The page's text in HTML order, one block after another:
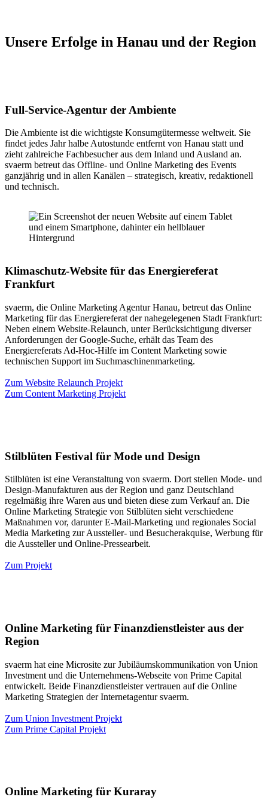
Unsere Erfolge in Hanau und der Region
Full-Service-Agentur der Ambiente
Die Ambiente ist die wichtigste Konsumgütermesse weltweit. Sie
findet jedes Jahr halbe Autostunde entfernt von Hanau statt und
zieht zahlreiche Fachbesucher aus dem Inland und Ausland an.
svaerm betreut das Offline- und Online Marketing des Events
ganzjährig und in allen Kanälen – strategisch, kreativ, redaktionell
und technisch.
Klimaschutz-Website für das Energiereferat
Frankfurt
svaerm, die Online Marketing Agentur Hanau, betreut das Online
Marketing für das Energiereferat der nahegelegenen Stadt Frankfurt:
Neben einem Website-Relaunch, unter Berücksichtigung diverser
Anforderungen der Google-Suche, erhält das Team des
Energiereferats Ad-Hoc-Hilfe im Content Marketing sowie
technischen Support im Suchmaschinenmarketing.
Zum Website Relaunch Projekt
Zum Content Marketing Projekt
Stilblüten Festival für Mode und Design
Stilblüten ist eine Veranstaltung von svaerm. Dort stellen Mode- und
Design-Manufakturen aus der Region und ganz Deutschland
regelmäßig ihre Waren aus und bieten diese zum Verkauf an. Die
Online Marketing Strategie von Stilblüten sieht verschiedene
Maßnahmen vor, darunter E-Mail-Marketing und regionales Social
Media Marketing zur Aussteller- und Besucherakquise, Werbung für
die Aussteller und Online-Pressearbeit.
Zum Projekt
Online Marketing für Finanzdienstleister aus der
Region
svaerm hat eine Microsite zur Jubiläumskommunikation von Union
Investment und die Unternehmens-Webseite von Prime Capital
entwickelt. Beide Finanzdienstleister vertrauen auf die Online
Marketing Strategien der Internetagentur svaerm.
Zum Union Investment Projekt
Zum Prime Capital Projekt
Online Marketing für Kuraray